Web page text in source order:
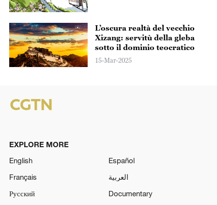
L’oscura realtà del vecchio
Xizang: servitù della gleba
sotto il dominio teocratico
15-Mar-2025
EXPLORE MORE
English
Español
Français
العربية
Русский
Documentary